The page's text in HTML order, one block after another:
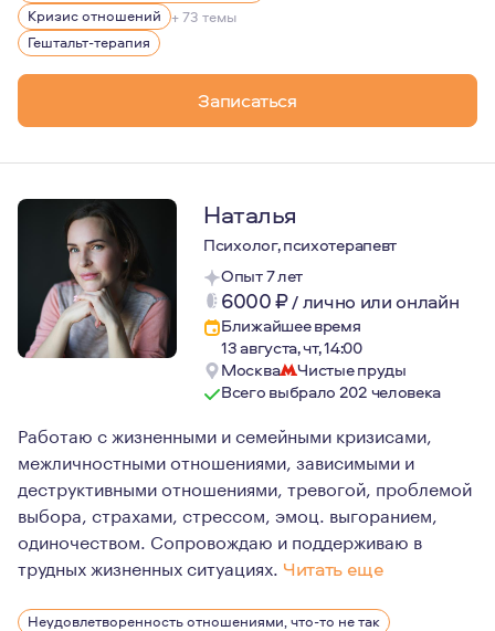
Клиенты ко мне обращаются в сложных жизненных
Я люблю людей, общение, путешествия и открытия.
Кризис отношений + 73 темы
Гештальт-терапия
Записаться
Наталья
Психолог, психотерапевт
Опыт 7 лет
6000₽/лично или онлайн
Ближайшее время
13 августа, чт, 14:00
Москва
Чистые пруды
Всего выбрало 202 человека
Работаю с жизненными и семейными кризисами,
межличностными отношениями, зависимыми и
деструктивными отношениями, тревогой, проблемой
выбора, страхами, стрессом, эмоц. выгоранием,
одиночеством. Сопровождаю и поддерживаю в
трудных жизненных ситуациях. Читать еще
Я пришла в психологию в момент проживания
Неудовлетворенность отношениями, что-то не так